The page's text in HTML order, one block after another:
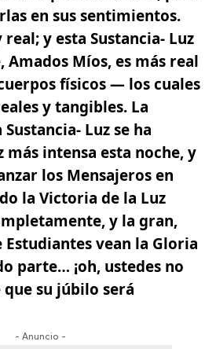
en sus sentimientos.
y esta Sustancia- Luz
Amados Míos, es más real
físicos — los cuales
y tangibles. La
Luz se ha
más intensa esta noche, y
los Mensajeros en
la Victoria de la Luz
y la gran,
vean la Gloria
parte… ¡oh, ustedes no
su júbilo será
- Anuncio -